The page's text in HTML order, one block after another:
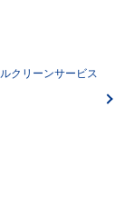
クリーンサービス